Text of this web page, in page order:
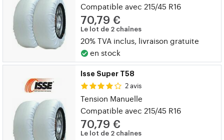
Compatible avec 215/45 R16
70,79 €
Le lot de 2 chaînes
20% TVA inclus, livraison gratuite
en stock
Isse Super T58
2 avis
Tension Manuelle
Compatible avec 215/45 R16
70,79 €
Le lot de 2 chaînes